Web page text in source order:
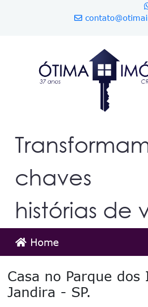
chaves
histórias de
Home
Casa no Parque dos
Jandira - SP.